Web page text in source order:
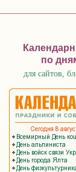
по
для сайтов,